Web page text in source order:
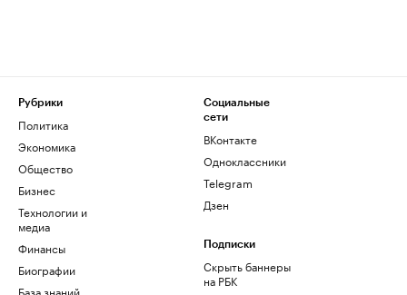
Рубрики
Политика
Экономика
Общество
Бизнес
Технологии и
медиа
Финансы
Биографии
База знаний
Социальные
сети
ВКонтакте
Одноклассники
Telegram
Дзен
Подписки
Скрыть баннеры
на РБК